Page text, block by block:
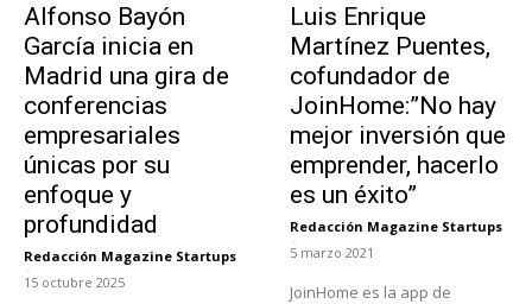
Alfonso Bayón
García inicia en
Madrid una gira de
conferencias
empresariales
únicas por su
enfoque y
profundidad
Redacción Magazine Startups
-
15 octubre 2025
Luis Enrique
Martínez Puentes,
cofundador de
JoinHome:”No hay
mejor inversión que
emprender, hacerlo
es un éxito”
Redacción Magazine Startups
-
5 marzo 2021
JoinHome es la app de